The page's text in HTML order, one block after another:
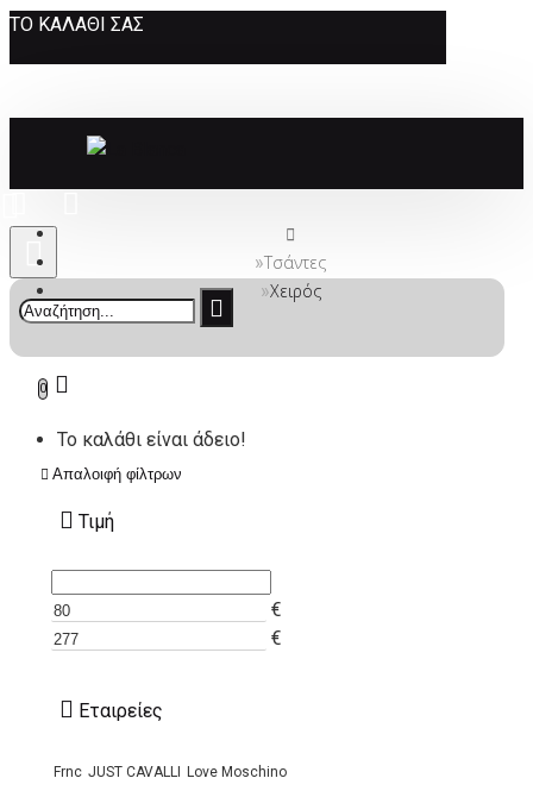
ΤΟ ΚΑΛΆΘΙ ΣΑΣ
0
Το καλάθι είναι άδειο!
Τσάντες
Χειρός
Απαλοιφή φίλτρων
Τιμή
€
€
Εταιρείες
Frnc JUST CAVALLI Love Moschino